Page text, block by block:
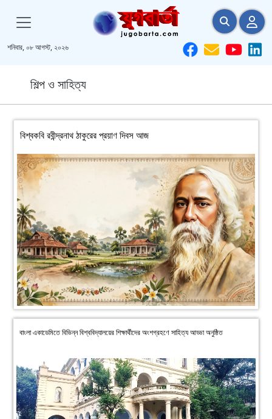
শনিবার, ০৮ আগস্ট, ২০২৬
শিল্প ও সাহিত্য
বিশ্বকবি রবীন্দ্রনাথ ঠাকুরের প্রয়াণ দিবস আজ
বাংলা একাডেমিতে বিভিন্ন বিশ্ববিদ্যালয়ের শিক্ষার্থীদের অংশগ্রহণে সাহিত্য আড্ডা অনুষ্ঠিত